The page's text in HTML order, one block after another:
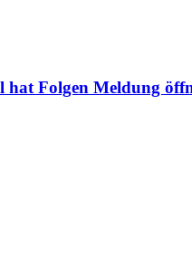
hat Folgen Meldung